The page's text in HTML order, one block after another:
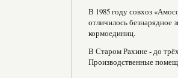
В 1985 году совхоз
отличилось безнарядное
кормоединиц.
В Старом Рахине - до
Производственные